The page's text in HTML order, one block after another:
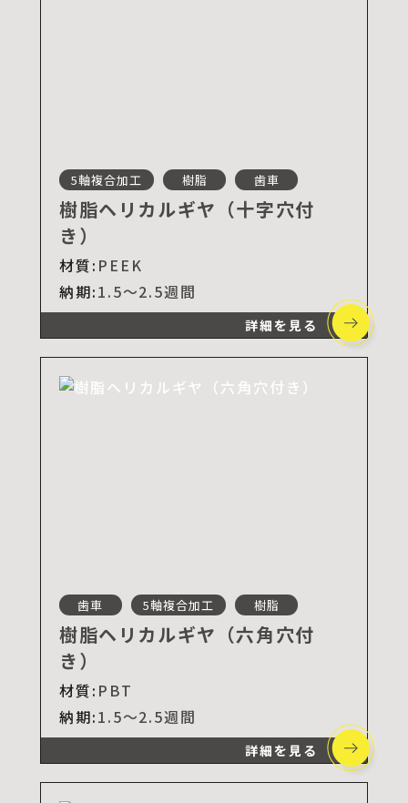
5軸複合加工 樹脂 歯車
樹脂ヘリカルギヤ（十字穴付
き）
材質: PEEK
納期:1.5～2.5週間
詳細を見る
歯車 5軸複合加工 樹脂
樹脂ヘリカルギヤ（六角穴付
き）
材質: PBT
納期:1.5～2.5週間
詳細を見る